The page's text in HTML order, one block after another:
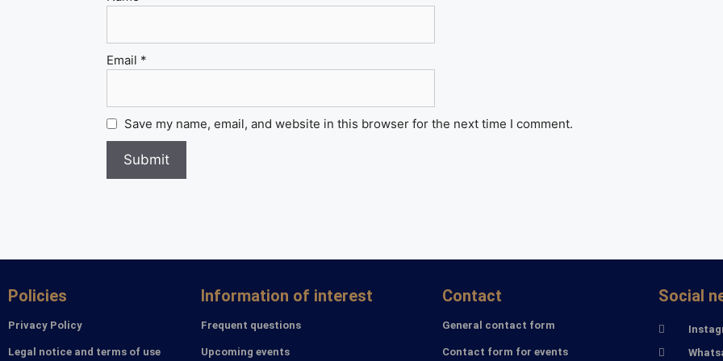
Email *
Save my name, email, and website in this browser for the next time I comment.
Policies
Privacy Policy
Legal notice and terms of use
Information of interest
Frequent questions
Upcoming events
Contact
General contact form
Contact form for events
Social